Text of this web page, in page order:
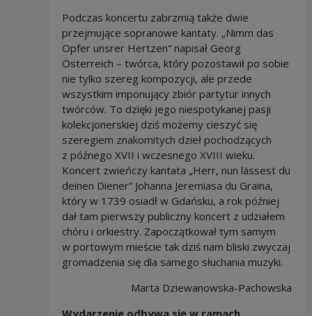
Podczas koncertu zabrzmią także dwie
przejmujące sopranowe kantaty. „Nimm das
Opfer unsrer Hertzen” napisał Georg
Österreich – twórca, który pozostawił po sobie
nie tylko szereg kompozycji, ale przede
wszystkim imponujący zbiór partytur innych
twórców. To dzięki jego niespotykanej pasji
kolekcjonerskiej dziś możemy cieszyć się
szeregiem znakomitych dzieł pochodzących
z późnego XVII i wczesnego XVIII wieku.
Koncert zwieńczy kantata „Herr, nun lässest du
deinen Diener” Johanna Jeremiasa du Graina,
który w 1739 osiadł w Gdańsku, a rok później
dał tam pierwszy publiczny koncert z udziałem
chóru i orkiestry. Zapoczątkował tym samym
w portowym mieście tak dziś nam bliski zwyczaj
gromadzenia się dla samego słuchania muzyki.
Marta Dziewanowska-Pachowska